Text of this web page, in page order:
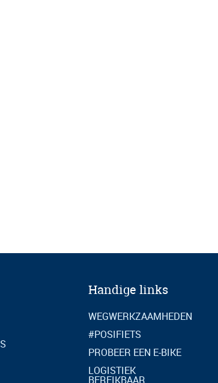
Handige links
WEGWERKZAAMHEDEN
#POSIFIETS
PROBEER EEN E-BIKE
LOGISTIEK
BEREIKBAAR